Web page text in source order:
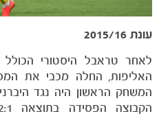
עונת 2015/16
לאחר טראבל היסטורי הכולל
האליפות, החלה מכבי את
המשחק הראשון היה נגד